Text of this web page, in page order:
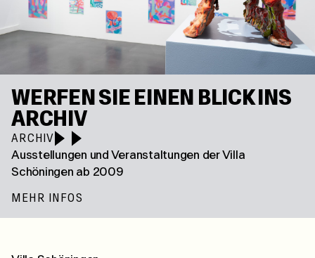
WERFEN SIE EINEN BLICK INS
ARCHIV
ARCHIV
Ausstellungen und Veranstaltungen der Villa
Schöningen ab 2009
MEHR INFOS